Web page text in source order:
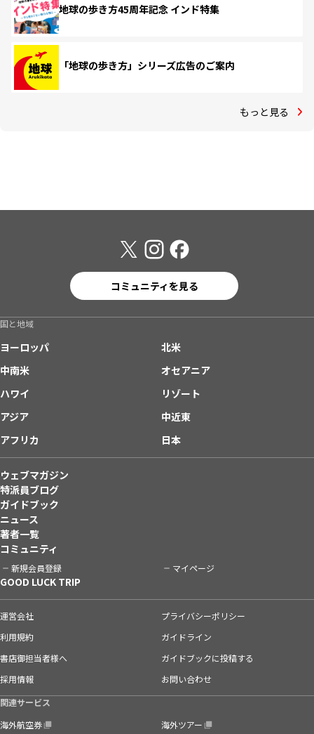
地球の歩き方45周年記念 インド特集
「地球の歩き方」シリーズ広告のご案内
もっと見る
コミュニティを見る
国と地域
ヨーロッパ
北米
中南米
オセアニア
ハワイ
リゾート
アジア
中近東
アフリカ
日本
ウェブマガジン
特派員ブログ
ガイドブック
ニュース
著者一覧
コミュニティ
新規会員登録 マイページ
GOOD LUCK TRIP
運営会社
プライバシーポリシー
利用規約
ガイドライン
書店御担当者様へ
ガイドブックに投稿する
採用情報
お問い合わせ
関連サービス
海外航空券
海外ツアー